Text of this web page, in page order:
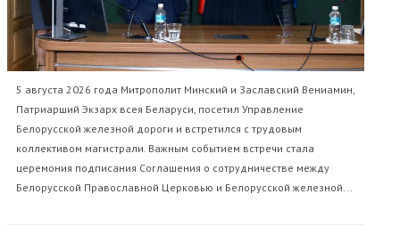
5 августа 2026 года Митрополит Минский и Заславский Вениамин,
Патриарший Экзарх всея Беларуси, посетил Управление
Белорусской железной дороги и встретился с трудовым
коллективом магистрали. Важным событием встречи стала
церемония подписания Соглашения о сотрудничестве между
Белорусской Православной Церковью и Белорусской железной...